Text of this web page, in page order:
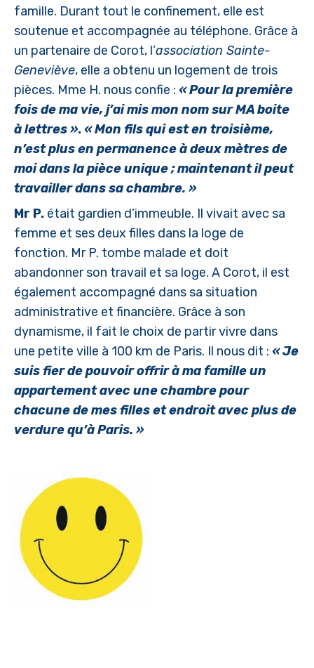
famille. Durant tout le confinement, elle est
soutenue et accompagnée au téléphone. Grâce à
un partenaire de Corot, l’association Sainte-
Geneviève, elle a obtenu un logement de trois
pièces. Mme H. nous confie :« Pour la première
fois de ma vie, j’ai mis mon nom sur MA boite
à lettres ».« Mon fils qui est en troisième,
n’est plus en permanence à deux mètres de
moi dans la pièce unique ; maintenant il peut
travailler dans sa chambre. »
Mr P. était gardien d’immeuble. Il vivait avec sa
femme et ses deux filles dans la loge de
fonction. Mr P. tombe malade et doit
abandonner son travail et sa loge. A Corot, il est
également accompagné dans sa situation
administrative et financière. Grâce à son
dynamisme, il fait le choix de partir vivre dans
une petite ville à 100 km de Paris. Il nous dit :« Je
suis fier de pouvoir offrir à ma famille un
appartement avec une chambre pour
chacune de mes filles et endroit avec plus de
verdure qu’à Paris. »